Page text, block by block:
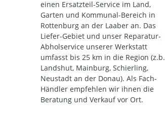
einen Ersatzteil-Service im Land,
Garten und Kommunal-Bereich in
Rottenburg an der Laaber an. Das
Liefer-Gebiet und unser Reparatur-
Abholservice unserer Werkstatt
umfasst bis 25 km in die Region (z.b.
Landshut, Mainburg, Schierling,
Neustadt an der Donau). Als Fach-
Händler empfehlen wir ihnen die
Beratung und Verkauf vor Ort.